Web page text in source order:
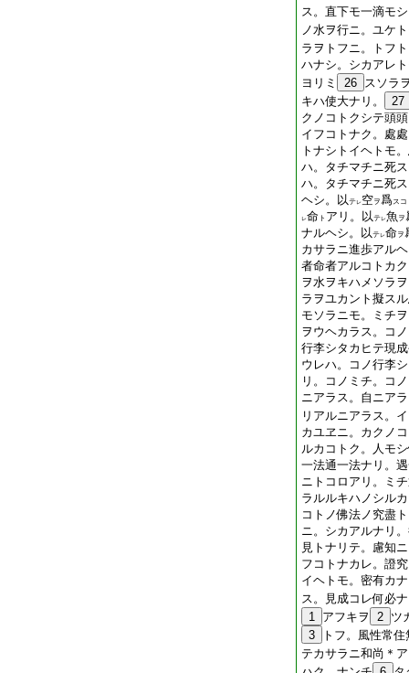
ス。直下モ一滴モ
ノ水ヲ行ニ。ユケ
ラヲトフニ。トフ
ハナシ。シカアレ
ヨリミ
26 スソラ
キハ使大ナリ。
27
クノコトクシテ頭
イフコトナク。處
トナシトイヘトモ
ハ。タチマチニ死
ハ。タチマチニ死
ヘシ。以テレ空ヲ爲スコ
レ命 ト アリ。以テレ魚 ヲ
ナルヘシ。以テレ命 ヲ
カサラニ進歩アル
者命者アルコトカ
ヲ水ヲキハメソラ
ラヲユカント擬ス
モソラニモ。ミチ
ヲウヘカラス。コ
行李シタカヒテ現
ウレハ。コノ行李
リ。コノミチ。コ
ニアラス。自ニア
リアルニアラス。
カユヱニ。カクノ
ルカコトク。人モ
一法通一法ナリ。
ニトコロアリ。ミ
ラルルキハノシル
コトノ佛法ノ究盡
ニ。シカアルナリ
見トナリテ。慮知
フコトナカレ。證
イヘトモ。密有カ
ス。見成コレ何必
1 アフキヲ 2 ツ
3
トフ。風性常
テカサラニ和尚＊